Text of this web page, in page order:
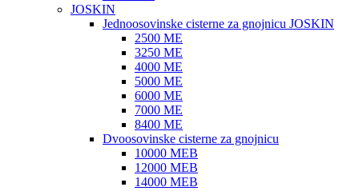
JOSKIN
Jednoosovinske cisterne za gnojnicu JOSKIN
2500 ME
3250 ME
4000 ME
5000 ME
6000 ME
7000 ME
8400 ME
Dvoosovinske cisterne za gnojnicu
10000 MEB
12000 MEB
14000 MEB